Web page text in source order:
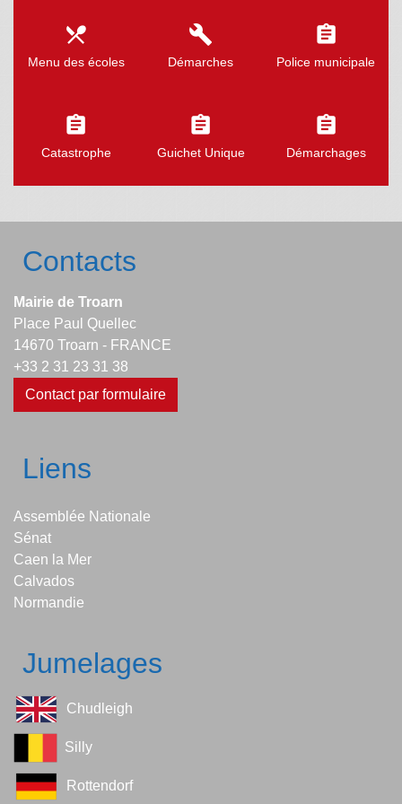
local_dining
Menu des écoles
build
Démarches
assignment
Police municipale
assignment
Catastrophe
assignment
Guichet Unique
assignment
Démarchages
Contacts
Mairie de Troarn
Place Paul Quellec
14670 Troarn - FRANCE
+33 2 31 23 31 38
Contact par formulaire
Liens
Assemblée Nationale
Sénat
Caen la Mer
Calvados
Normandie
Jumelages
Chudleigh
Silly
Rottendorf